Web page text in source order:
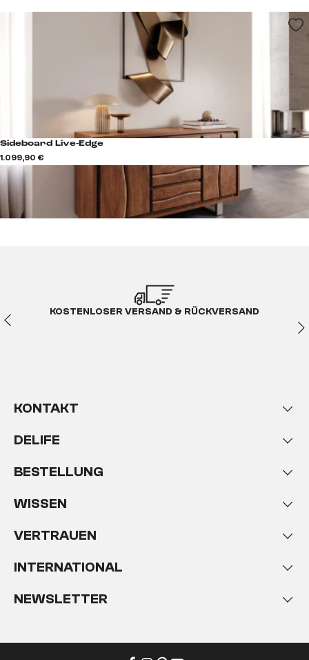
Sideboard Live-Edge
1.099,90 €
KOSTENLOSER VERSAND & RÜCKVERSAND
KONTAKT
DELIFE
BESTELLUNG
WISSEN
VERTRAUEN
INTERNATIONAL
NEWSLETTER